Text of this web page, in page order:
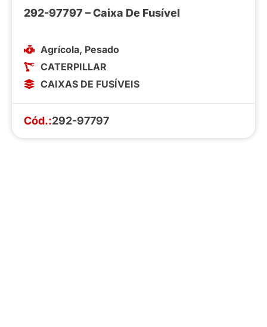
292-97797 – Caixa De Fusível
Agrícola, Pesado
CATERPILLAR
CAIXAS DE FUSÍVEIS
Cód.:292-97797